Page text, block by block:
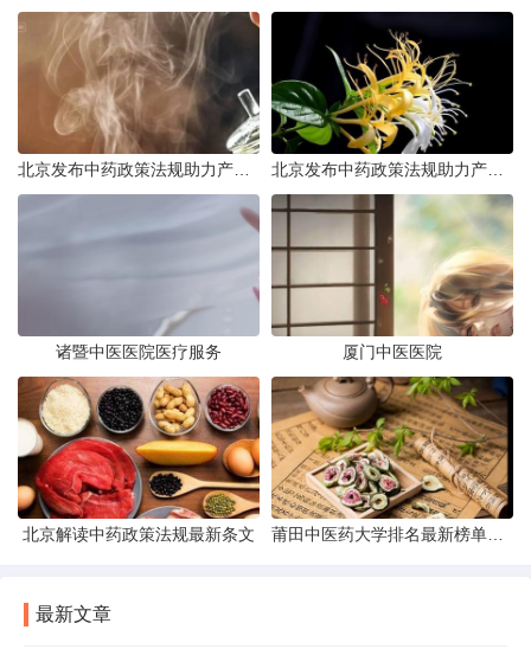
诸暨中医医院医疗服务 厦门中医医院
北京解读中药政策法规最新条文
最新文章